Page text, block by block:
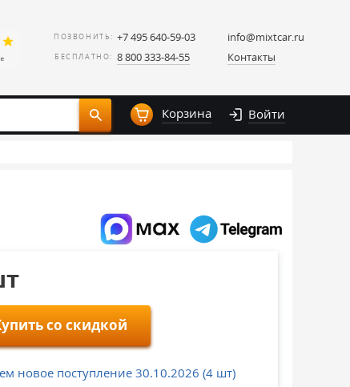
ПОЗВОНИТЬ: +7 495 640-59-03
БЕСПЛАТНО: 8 800 333-84-55
info@mixtcar.ru
Контакты
Корзина Войти
со скидкой
новое поступление 30.10.2026 (4 шт)